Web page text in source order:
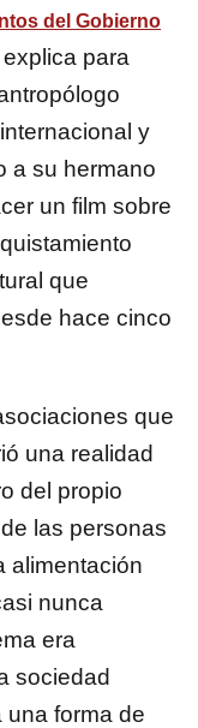
del Gobierno
explica para
y
a su hermano
un film sobre
que
hace cinco
que
una realidad
del propio
las personas
alimentación
nunca
era
sociedad
una forma de